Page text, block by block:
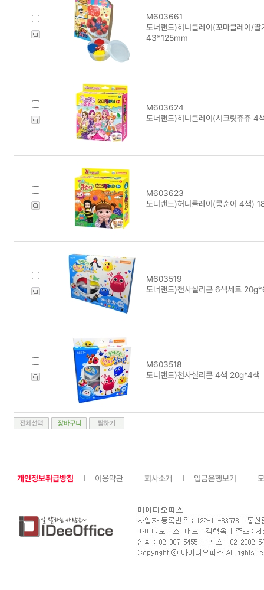
M603661
도너랜드)허니클레이(꼬마클레이/
43*125mm
M603624
도너랜드)허니클레이(시크릿쥬쥬
M603623
도너랜드)허니클레이(콩순이 4색)
M603519
도너랜드)천사실리콘 6색세트
M603518
도너랜드)천사실리콘 4색 20g*4색
개인정보취급방침 이용약관 회사소개 입금은행보기